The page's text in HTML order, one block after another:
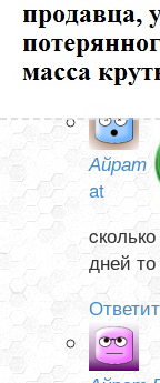
ни в Китае,
узнать она
Ответить
Айрат
at
дней